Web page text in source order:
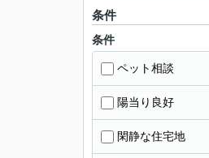
条件
条件
ペット相談
陽当り良好
閑静な住宅地